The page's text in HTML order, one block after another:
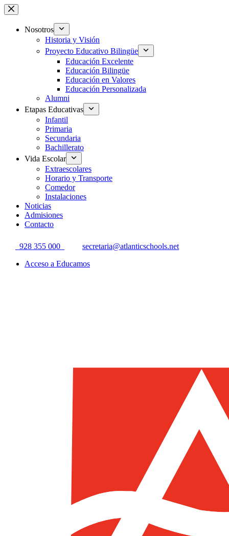
Saltar
al
contenidoNosotros
Historia y Visión
Proyecto Educativo Bilingüe
Educación Excelente
Educación Bilingüe
Educación en Valores
Educación Personalizada
Alumni
Etapas Educativas
Infantil
Primaria
Secundaria
Bachillerato
Vida Escolar
Extraescolares
Horario y Transporte
Comedor
Instalaciones
Noticias
Admisiones
Contacto
928 355 000
secretaria@atlanticschools.net
Acceso a Educamos